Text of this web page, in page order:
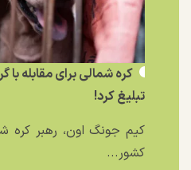
کره شمالی برای مقابله
تبلیغ کرد!
کیم جونگ اون، رهبر کره
کشور...